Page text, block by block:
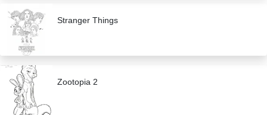
Stranger Things
Zootopia 2